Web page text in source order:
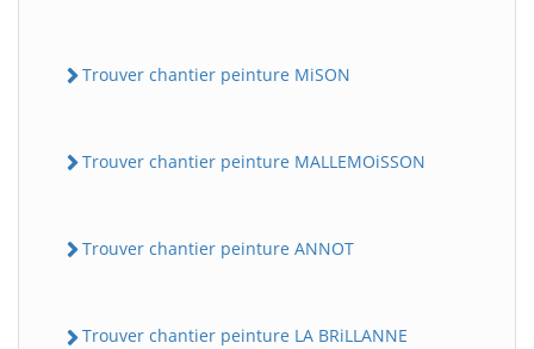
Trouver chantier peinture MiSON
Trouver chantier peinture MALLEMOiSSON
Trouver chantier peinture ANNOT
Trouver chantier peinture LA BRiLLANNE